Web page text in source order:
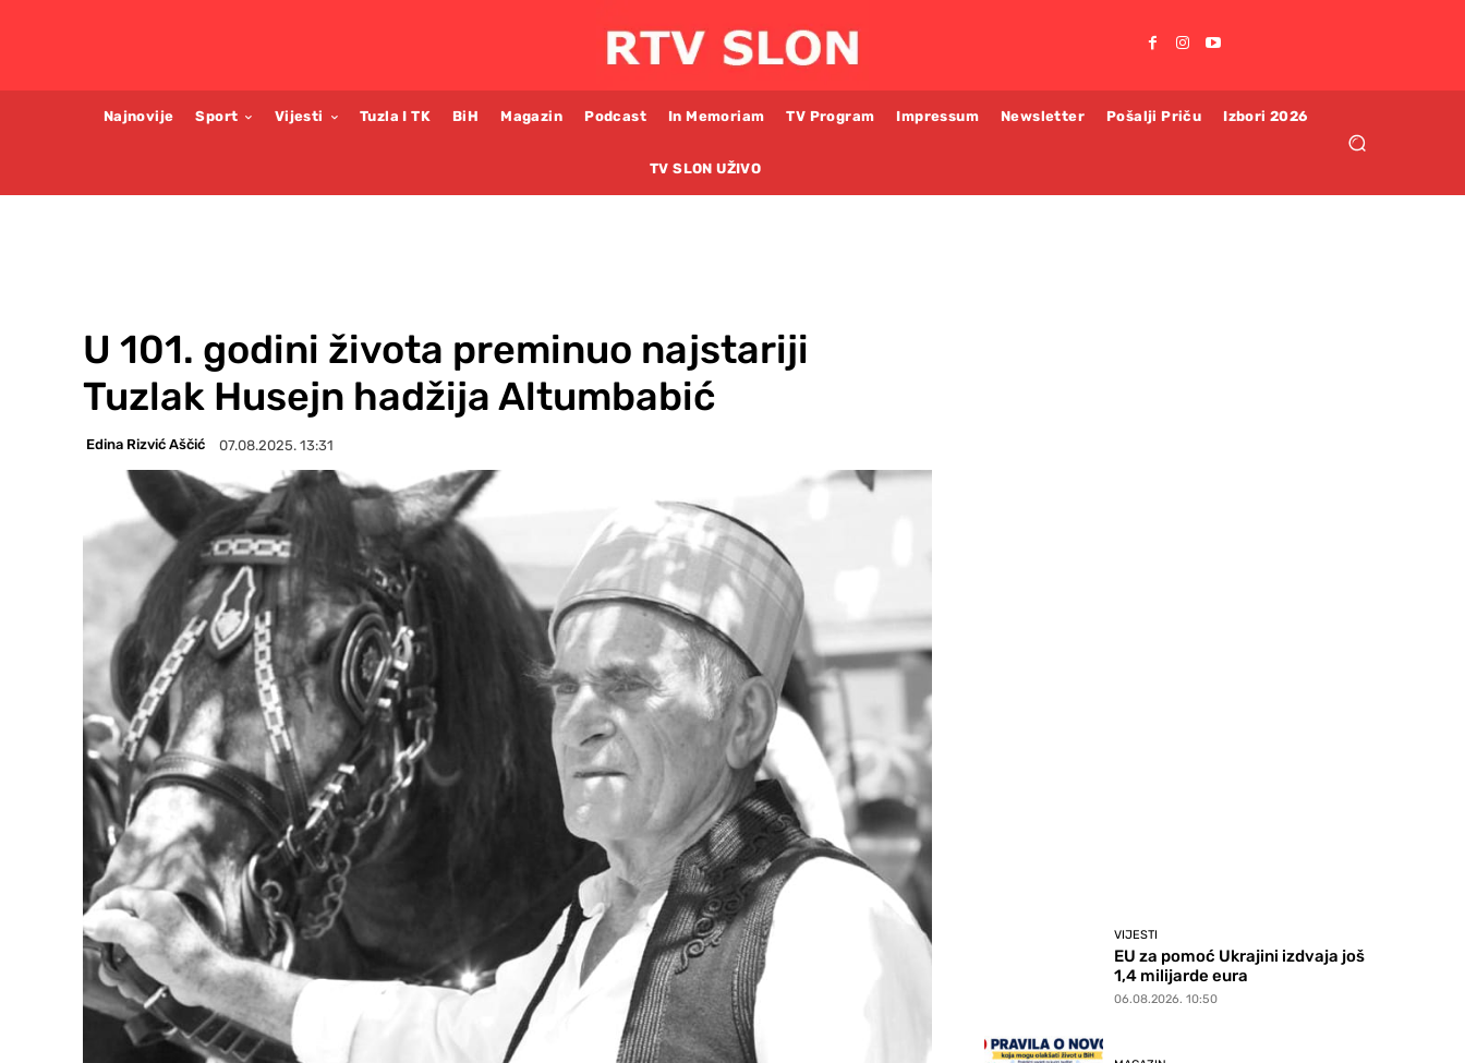
Najnovije Sport Vijesti Tuzla I TK BiH Magazin Podcast In Memoriam TV Program Impressum Newsletter Pošalji Priču Izbori 2026
TV SLON UŽIVO
U 101. godini života preminuo najstariji
Tuzlak Husejn hadžija Altumbabić
Edina Rizvić Aščić 07.08.2025. 13:31
VIJESTI
EU za pomoć Ukrajini izdvaja još
1,4 milijarde eura
06.08.2026. 10:50